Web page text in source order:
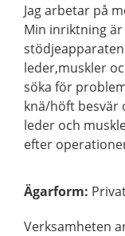
Jag arbetar på
Min inriktning
leder,muskler
söka för
knä/höft besvär
leder och
efter
Ägarform:
Verksamheten